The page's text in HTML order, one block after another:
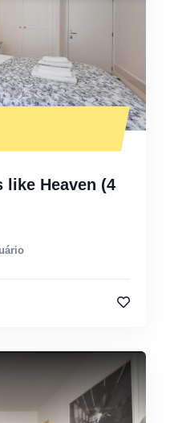
like Heaven (4